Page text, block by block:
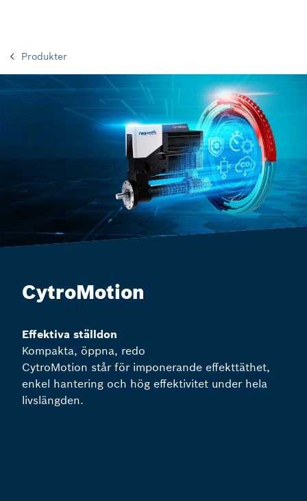
Produkter
CytroMotion
Effektiva ställdon
Kompakta, öppna, redo
CytroMotion står för imponerande effekttäthet,
enkel hantering och hög effektivitet under hela
livslängden.